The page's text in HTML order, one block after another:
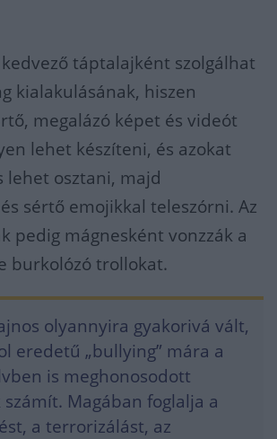
táptalajként szolgálhat
kialakulásának, hiszen
megalázó képet és videót
lehet készíteni, és azokat
lehet osztani, majd
sértő emojikkal teleszórni. Az
pedig mágnesként vonzzák a
burkolózó trollokat.
olyannyira gyakorivá vált,
eredetű „bullying” mára a
is meghonosodott
számít. Magában foglalja a
a terrorizálást, az